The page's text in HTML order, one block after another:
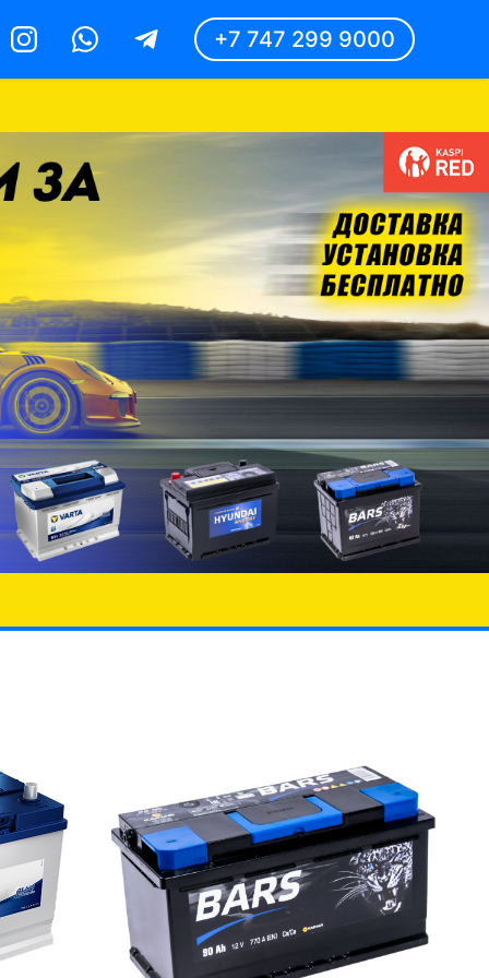
InstagramWhatsappTelegram +7 747 299 9000